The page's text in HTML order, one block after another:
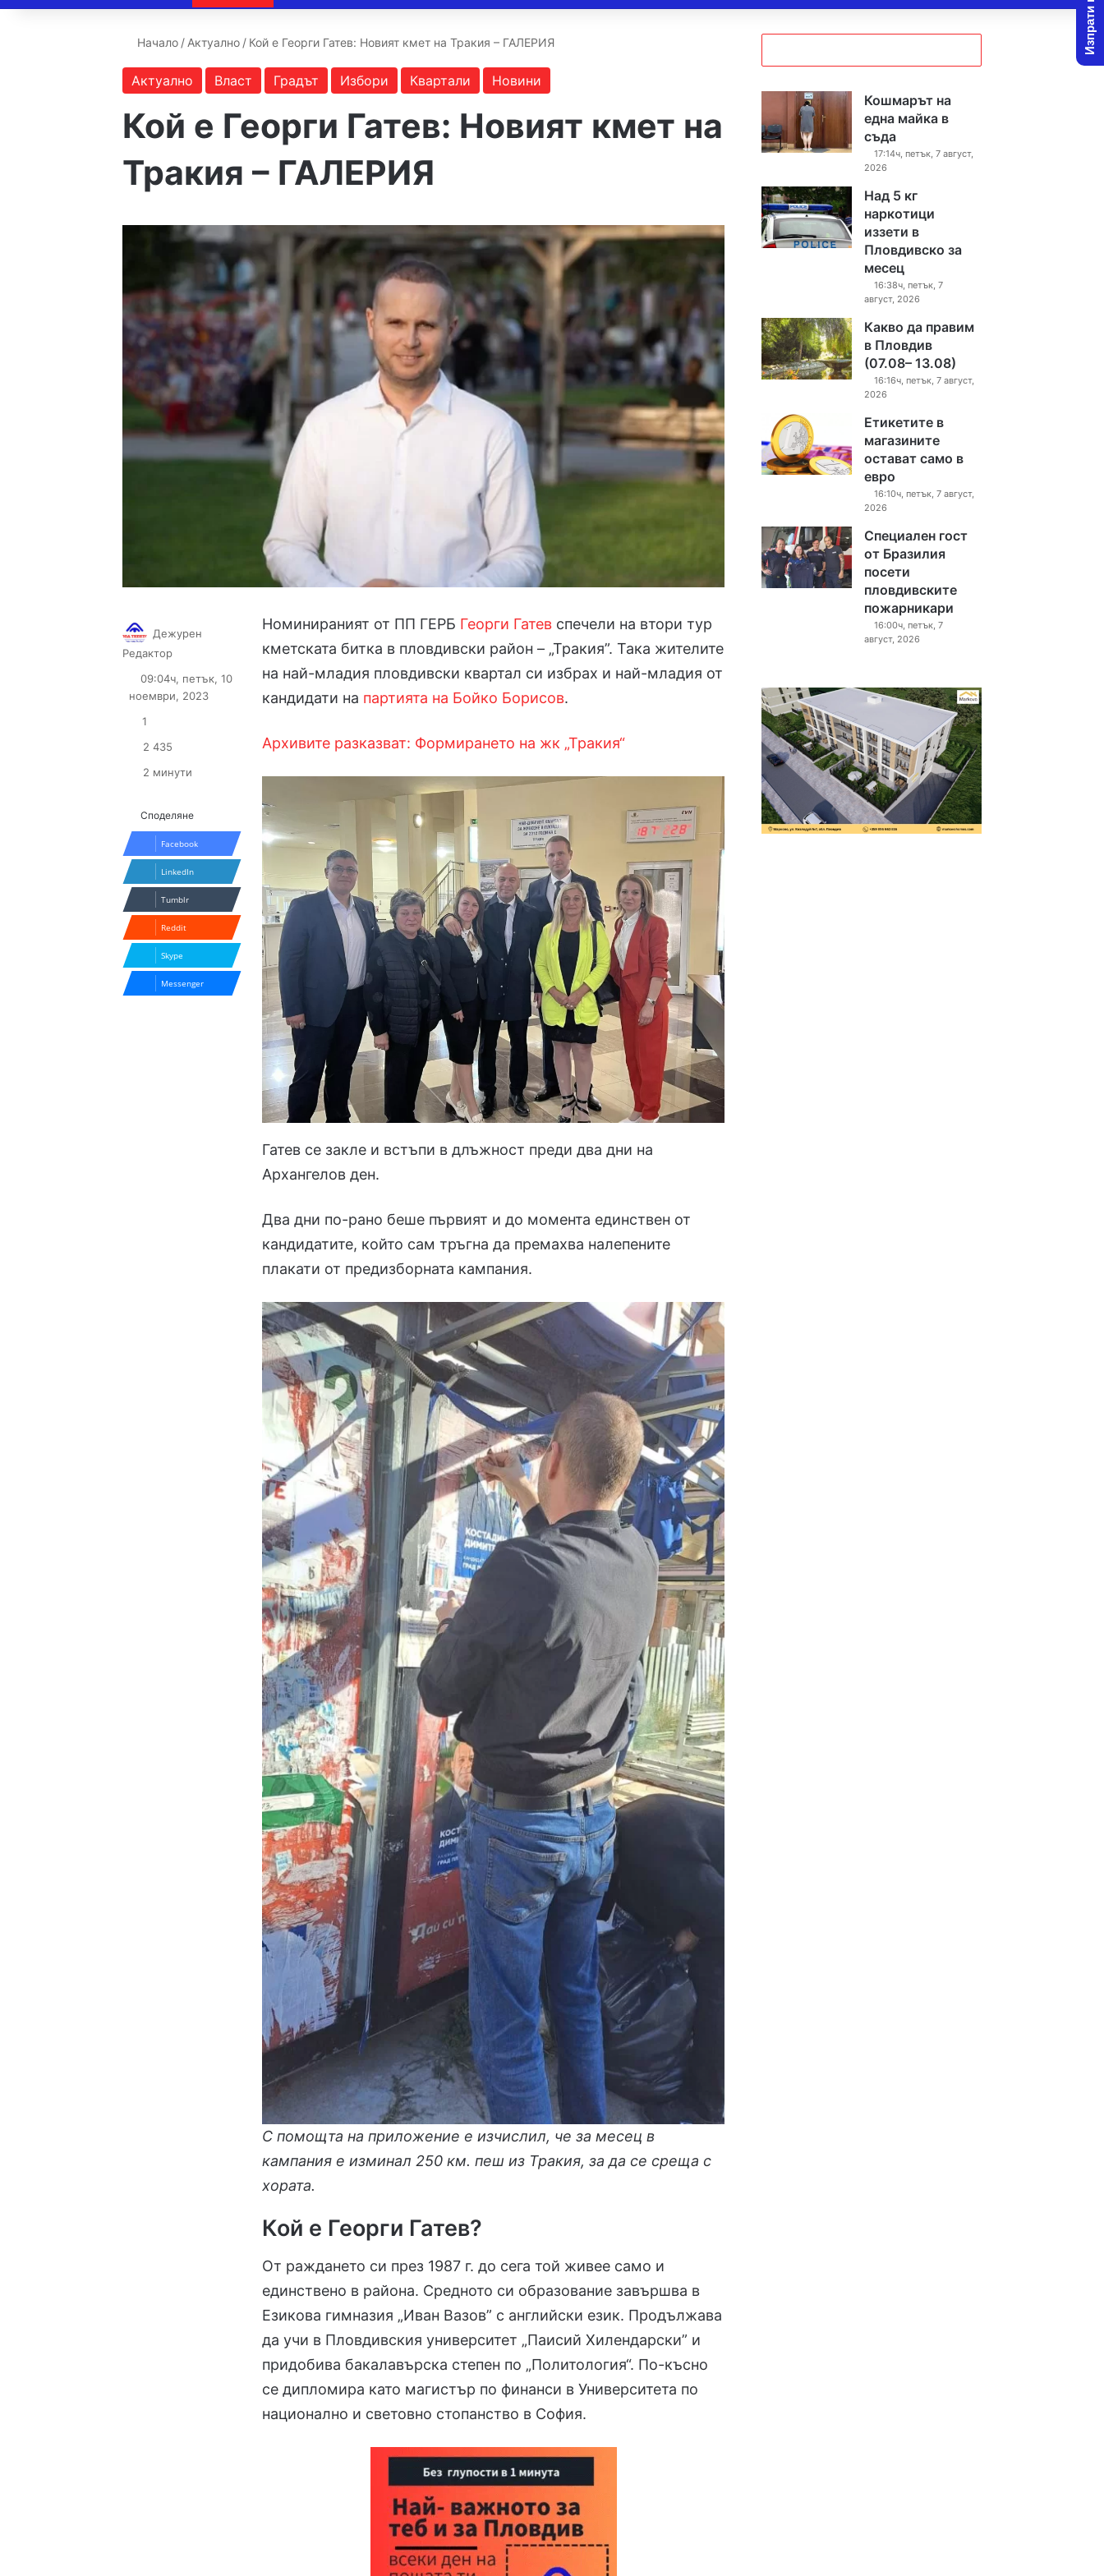
Начало / Актуално / Кой е Георги Гатев: Новият кмет на Тракия – ГАЛЕРИЯ
Актуално Власт Градът Избори Квартали Новини
Кой е Георги Гатев: Новият кмет на
Тракия – ГАЛЕРИЯ
Номинираният от ПП ГЕРБ Георги Гатев спечели на втори тур
кметската битка в пловдивски район – „Тракия”. Така жителите
на най-младия пловдивски квартал си избрах и най-младия от
кандидати на партията на Бойко Борисов.
Архивите разказват: Формирането на жк „Тракия“
Гатев се закле и встъпи в длъжност преди два дни на
Архангелов ден.
Два дни по-рано беше първият и до момента единствен от
кандидатите, който сам тръгна да премахва налепените
плакати от предизборната кампания.
С помощта на приложение е изчислил, че за месец в
кампания е изминал 250 км. пеш из Тракия, за да се среща с
хората.
Кой е Георги Гатев?
От раждането си през 1987 г. до сега той живее само и
единствено в района. Средното си образование завършва в
Езикова гимназия „Иван Вазов” с английски език. Продължава
да учи в Пловдивския университет „Паисий Хилендарски” и
придобива бакалавърска степен по „Политология“. По-късно
се дипломира като магистър по финанси в Университета по
национално и световно стопанство в София.
Дежурен
Редактор
X
email
09:04ч, петък, 10
ноември, 2023
1
2 435
2 минути
Споделяне
Facebook
LinkedIn
Tumblr
Reddit
Skype
Messenger
Кошмарът на
една майка в
съда
17:14ч, петък, 7 август,
2026
Над 5 кг
наркотици
иззети в
Пловдивско за
месец
16:38ч, петък, 7
август, 2026
Какво да правим
в Пловдив
(07.08– 13.08)
16:16ч, петък, 7 август,
2026
Етикетите в
магазините
остават само в
евро
16:10ч, петък, 7 август,
2026
Специален гост
от Бразилия
посети
пловдивските
пожарникари
16:00ч, петък, 7
август, 2026